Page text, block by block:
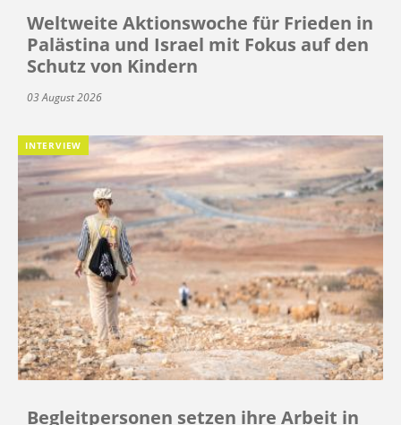
Weltweite Aktionswoche für Frieden in
Palästina und Israel mit Fokus auf den
Schutz von Kindern
03 August 2026
INTERVIEW
Begleitpersonen setzen ihre Arbeit in